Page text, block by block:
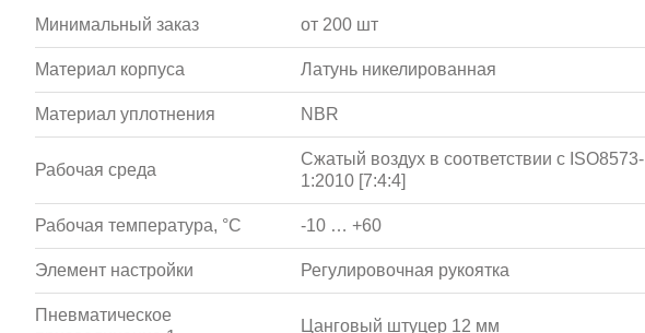
Минимальный заказ
от 200 шт
Материал корпуса Латунь никелированная
Материал уплотнения NBR
Рабочая среда
Сжатый воздух в соответствии с ISO8573-
1:2010 [7:4:4]
Рабочая температура, °С -10 … +60
Элемент настройки Регулировочная рукоятка
Пневматическое
Цанговый штуцер 12 мм